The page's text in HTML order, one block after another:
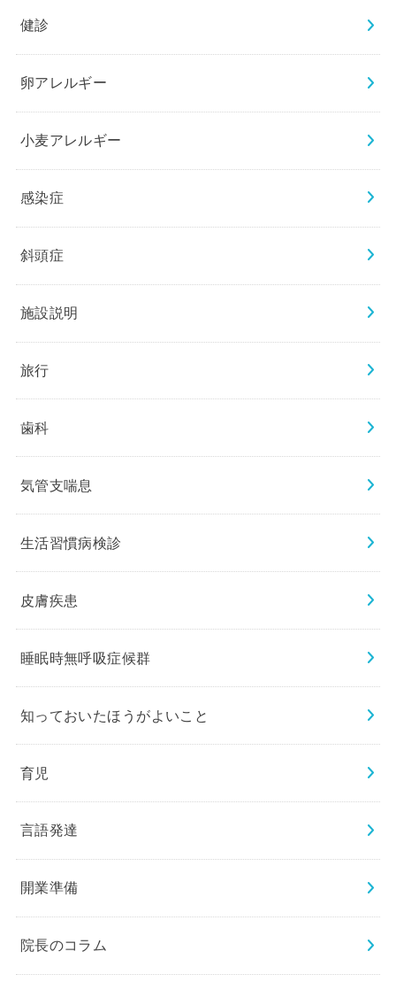
健診
卵アレルギー
小麦アレルギー
感染症
斜頭症
施設説明
旅行
歯科
気管支喘息
生活習慣病検診
皮膚疾患
睡眠時無呼吸症候群
知っておいたほうがよいこと
育児
言語発達
開業準備
院長のコラム